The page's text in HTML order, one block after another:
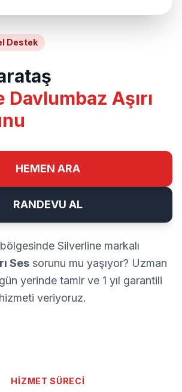
Destek
Aşırı
HEMEN ARA
RANDEVU AL
Silverline markalı
Ses sorunu mu yaşıyor? Uzman
yerinde tamir ve 1 yıl garantili
veriyoruz.
HİZMET SÜRECİ